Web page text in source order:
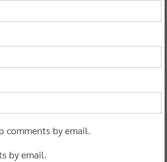
comments by email.
by email.